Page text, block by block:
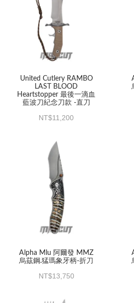
United Cutlery RAMBO
LAST BLOOD
Heartstopper 最後一滴血
藍波刀紀念刀款 -直刀
11,200
Alpha Mlu 阿爾發 MMZ
烏茲鋼.猛瑪象牙柄-折刀
13,750